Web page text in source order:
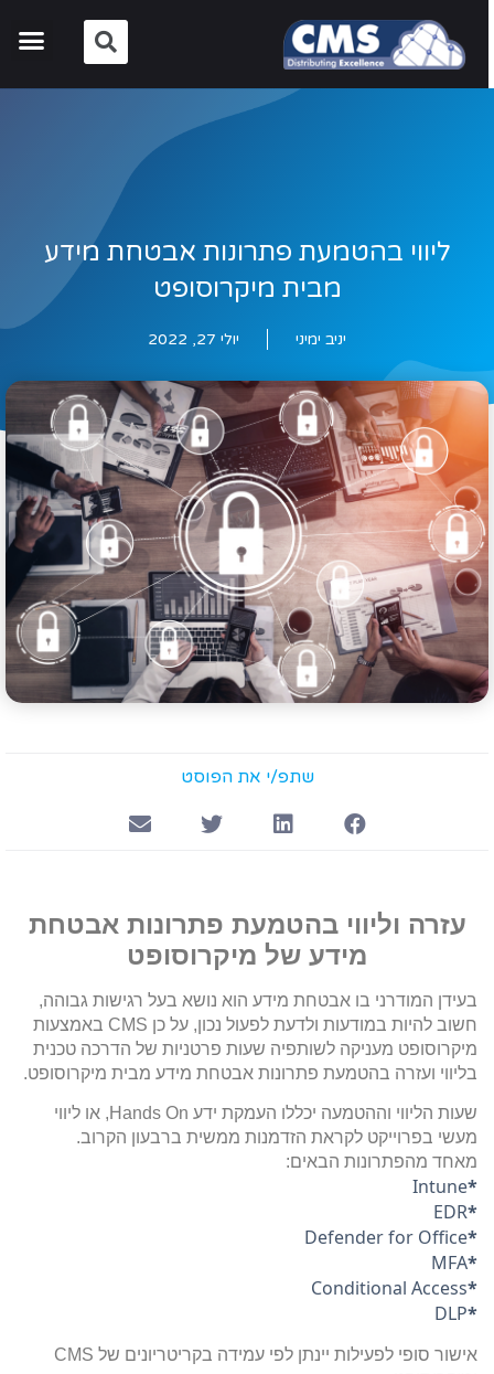
ליווי בהטמעת פתרונות אבטחת מידע
מבית מיקרוסופט
יניב ימיני יולי 27, 2022
שתפ/י את הפוסט
עזרה וליווי בהטמעת פתרונות אבטחת
מידע של מיקרוסופט
בעידן המודרני בו אבטחת מידע הוא נושא בעל רגישות גבוהה,
חשוב להיות במודעות ולדעת לפעול נכון, על כן CMS באמצעות
מיקרוסופט מעניקה לשותפיה שעות פרטניות של הדרכה טכנית
בליווי ועזרה בהטמעת פתרונות אבטחת מידע מבית מיקרוסופט.
שעות הליווי וההטמעה יכללו העמקת ידע Hands On, או ליווי
מעשי בפרוייקט לקראת הזדמנות ממשית ברבעון הקרוב.
מאחד מהפתרונות הבאים:
*
Intune
*
EDR
*
Defender for Office
*
MFA
*
Conditional Access
*
DLP
אישור סופי לפעילות יינתן לפי עמידה בקריטריונים של CMS